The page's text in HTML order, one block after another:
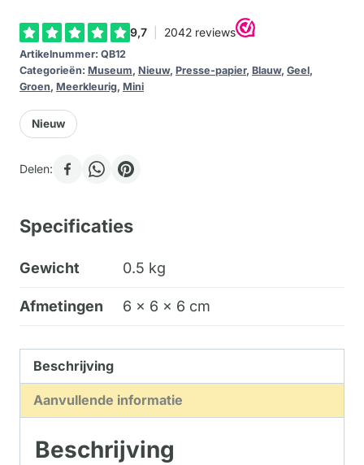
Artikelnummer: QB12
Categorieën: Museum, Nieuw, Presse-papier, Blauw, Geel,
Groen, Meerkleurig, Mini
Nieuw
Delen:
Specificaties
Gewicht 0.5 kg
Afmetingen 6 × 6 × 6 cm
Beschrijving
Aanvullende informatie
Beschrijving